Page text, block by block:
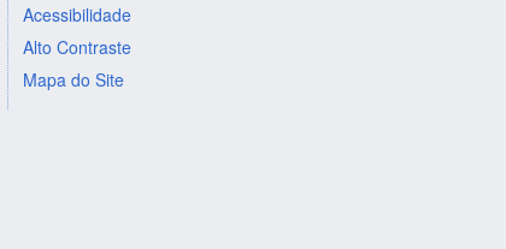
Acessibilidade
Alto Contraste
Mapa do Site